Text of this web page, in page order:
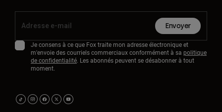
Envoyer
Je consens à ce que Fox traite mon adresse électronique et
m'envoie des courriels commerciaux conformément à sa politique
de confidentialité. Les abonnés peuvent se désabonner à tout
moment.